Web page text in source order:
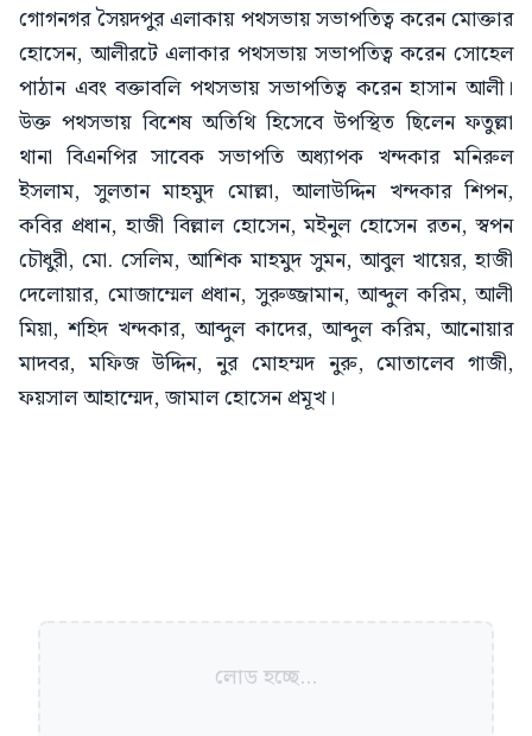
গোগনগর সৈয়দপুর এলাকায় পথসভায় সভাপতিত্ব করেন মোক্তার
হোসেন, আলীরটে এলাকার পথসভায় সভাপতিত্ব করেন সোহেল
পাঠান এবং বক্তাবলি পথসভায় সভাপতিত্ব করেন হাসান আলী।
উক্ত পথসভায় বিশেষ অতিথি হিসেবে উপস্থিত ছিলেন ফতুল্লা
থানা বিএনপির সাবেক সভাপতি অধ্যাপক খন্দকার মনিরুল
ইসলাম, সুলতান মাহমুদ মোল্লা, আলাউদ্দিন খন্দকার শিপন,
কবির প্রধান, হাজী বিল্লাল হোসেন, মইনুল হোসেন রতন, স্বপন
চৌধুরী, মো. সেলিম, আশিক মাহমুদ সুমন, আবুল খায়ের, হাজী
দেলোয়ার, মোজাম্মেল প্রধান, সুরুজ্জামান, আব্দুল করিম, আলী
মিয়া, শহিদ খন্দকার, আব্দুল কাদের, আব্দুল করিম, আনোয়ার
মাদবর, মফিজ উদ্দিন, নুর মোহম্মদ নুরু, মোতালেব গাজী,
ফয়সাল আহাম্মেদ, জামাল হোসেন প্রমূখ।
লোড হচ্ছে...